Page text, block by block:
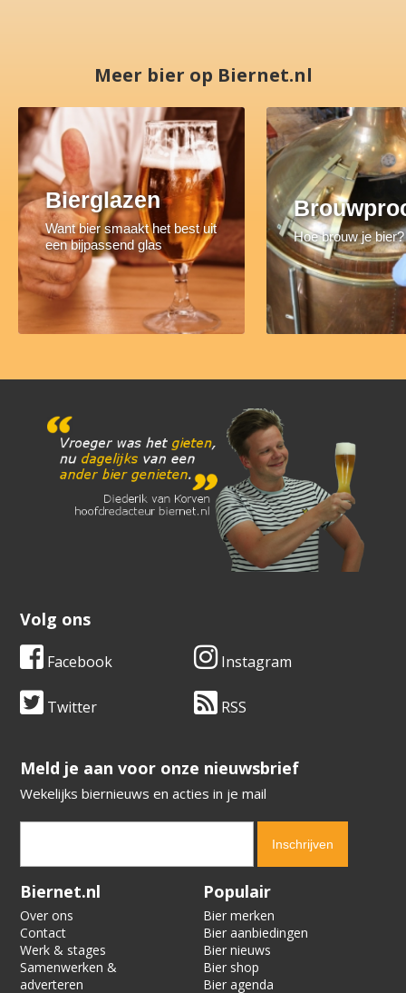
Meer bier op Biernet.nl
Bierglazen
Want bier smaakt het best uit
een bijpassend glas
Hoe brouw je bier?
Volg ons
Facebook Instagram
Twitter RSS
​​​​​​​Meld je aan voor onze nieuwsbrief
Wekelijks biernieuws en acties in je mail
Verification code:
Biernet.nl
Over ons
Contact
Werk & stages
Samenwerken &
adverteren
Populair
Bier merken
Bier aanbiedingen
Bier nieuws
Bier shop
Bier agenda